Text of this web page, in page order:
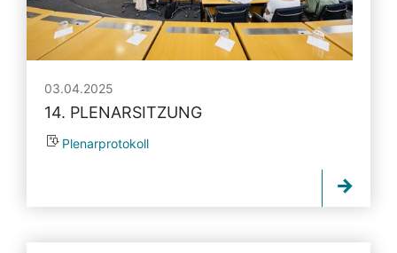
03.04.2025
14. PLENARSITZUNG
Plenarprotokoll